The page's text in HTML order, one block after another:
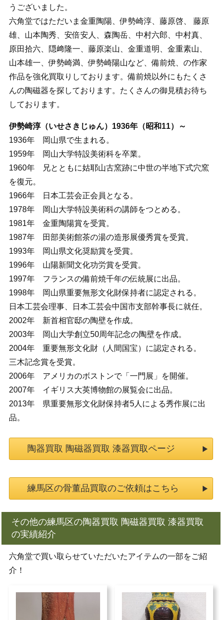
うございました。
六角堂ではただいま金重陶陽、伊勢崎淳、藤原啓、 藤原
雄、山本陶秀、安倍安人、森陶岳、中村六郎、中村真、
原田拾六、隠﨑隆一、藤原楽山、金重道明、金重素山、
山本雄一、伊勢崎満、伊勢崎陽山など、備前焼、の作家
作品を強化買取りしております。備前焼以外にもたくさ
んの陶磁器を探しております。たくさんの御見積お待ち
しております。
伊勢崎淳（いせさきじゅん）1936年（昭和11）～
1936年 岡山県で生まれる。
1959年 岡山大学特設美術科を卒業。
1960年 兄とともに姑耶山古窯跡に中世の半地下式穴窯
を復元。
1966年 日本工芸会正会員となる。
1978年 岡山大学特設美術科の講師をつとめる。
1981年 金重陶陽賞を受賞。
1987年 田部美術館茶の湯の造形展優秀賞を受賞。
1993年 岡山県文化奨励賞を受賞。
1996年 山陽新聞文化功労賞を受賞。
1997年 フランスの備前焼千年の伝統展に出品。
1998年 岡山県重要無形文化財保持者に認定される。
日本工芸会理事、日本工芸会中国市支部幹事長に就任。
2002年 新首相官邸の陶壁を作成。
2003年 岡山大学創立50周年記念の陶壁を作成。
2004年 重要無形文化財（人間国宝）に認定される。
三木記念賞を受賞。
2006年 アメリカのボストンで「一門展」を開催。
2007年 イギリス大英博物館の展覧会に出品。
2013年 県重要無形文化財保持者5人による秀作展に出
品。
陶器買取 陶磁器買取 漆器買取ページ
練馬区の骨董品買取のご依頼はこちら
その他の練馬区の陶器買取 陶磁器買取 漆器買取
の実績紹介
六角堂で買い取らせていただいたアイテムの一部をご紹
介！